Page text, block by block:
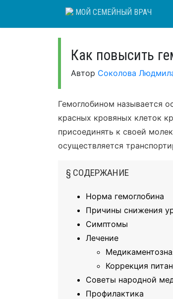
content
МОЙ СЕМЕЙНЫЙ ВРАЧ
Как повысить
Автор Соколова
Гемоглобином называется
красных кровяных клеток
присоединять к своей
осуществляется
§ СОДЕРЖАНИЕ
Норма гемоглобина
Причины снижения
Симптомы
Лечение
Коррекция
Советы народной
Профилактика